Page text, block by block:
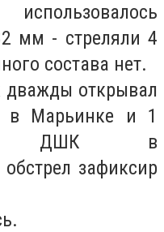
мм - стреляли 4
состава нет.
дважды открывал
в Марьинке и 1
ДШК в
зафиксир